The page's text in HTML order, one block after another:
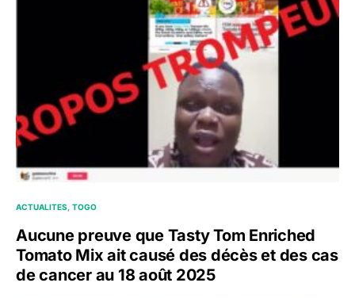
ACTUALITES TOGO
Aucune preuve que Tasty Tom Enriched
Tomato Mix ait causé des décès et des cas
de cancer au 18 août 2025